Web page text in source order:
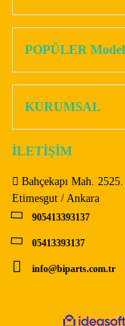
Ürün
Bu ürüne benzer
POPÜLER
KURUMSAL
İLETİŞİM
Bahçekapı Mah.
Etimesgut / Ankara
905413393137
05413393137
info@biparts.com.tr